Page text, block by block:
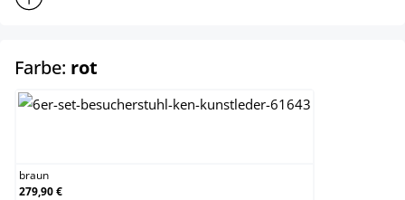
Farbe: rot
braun
279,90 €